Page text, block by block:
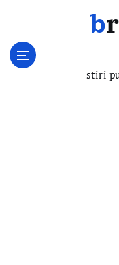
brandINF
stiri